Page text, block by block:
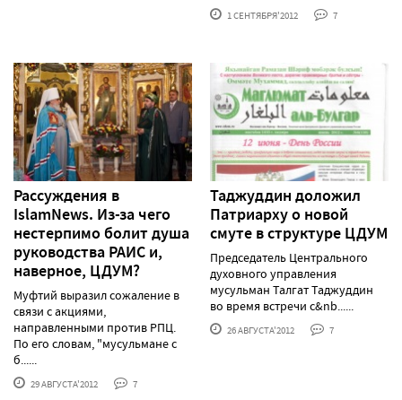
1 СЕНТЯБРЯ'2012 7
Рассуждения в
IslamNews. Из-за чего
нестерпимо болит душа
руководства РАИС и,
наверное, ЦДУМ?
Муфтий выразил сожаление в
связи с акциями,
направленными против РПЦ.
По его словам, "мусульмане с
б......
29 АВГУСТА'2012 7
Таджуддин доложил
Патриарху о новой
смуте в структуре ЦДУМ
Председатель Центрального
духовного управления
мусульман Талгат Таджуддин
во время встречи с&nb......
26 АВГУСТА'2012 7